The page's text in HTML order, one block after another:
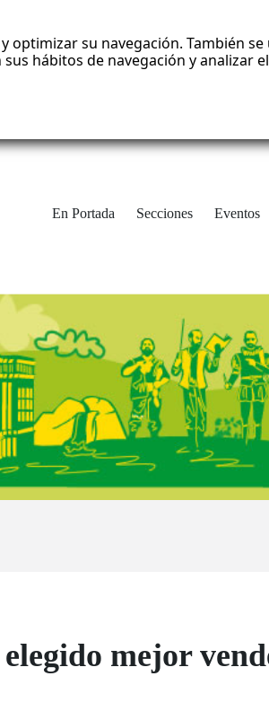
optimizar su navegación. También
hábitos de navegación y analizar
En Portada Secciones Eventos
mejor